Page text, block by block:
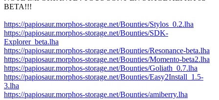
BETA!!!
https://papiosaur.morphos-storage.net/Bounties/Stylos_0.2.lha
https://papiosaur.morphos-storage.net/Bounties/SDK-
Explorer_beta.lha
https://papiosaur.morphos-storage.net/Bounties/Resonance-beta.lha
https://papiosaur.morphos-storage.net/Bounties/Momento-beta2.lha
https://papiosaur.morphos-storage.net/Bounties/Goliath_0.7.lha
https://papiosaur.morphos-storage.net/Bounties/Easy2Install_1.5-
3.lha
https://papiosaur.morphos-storage.net/Bounties/amiberry.lha